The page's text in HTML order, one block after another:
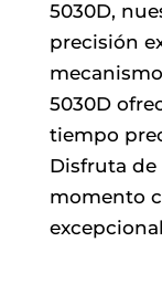
5030D,
precisión
5030D
tiempo
Disfruta de
momento